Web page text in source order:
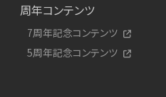
周年コンテンツ
7周年記念コンテンツ
5周年記念コンテンツ